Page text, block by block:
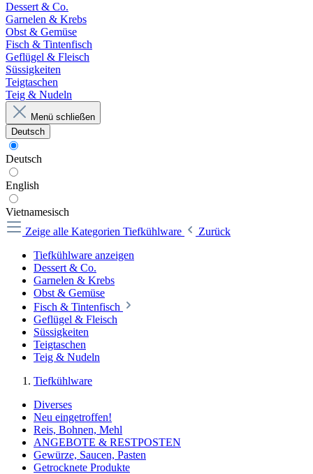
Dessert & Co.
Garnelen & Krebs
Obst & Gemüse
Fisch & Tintenfisch
Geflügel & Fleisch
Süssigkeiten
Teigtaschen
Teig & Nudeln
Menü schließen
Deutsch
Deutsch
English
Vietnamesisch
Zeige alle Kategorien Tiefkühlware
Zurück
Tiefkühlware anzeigen
Dessert & Co.
Garnelen & Krebs
Obst & Gemüse
Fisch & Tintenfisch
Geflügel & Fleisch
Süssigkeiten
Teigtaschen
Teig & Nudeln
Tiefkühlware
Diverses
Neu eingetroffen!
Reis, Bohnen, Mehl
ANGEBOTE & RESTPOSTEN
Gewürze, Saucen, Pasten
Getrocknete Produkte